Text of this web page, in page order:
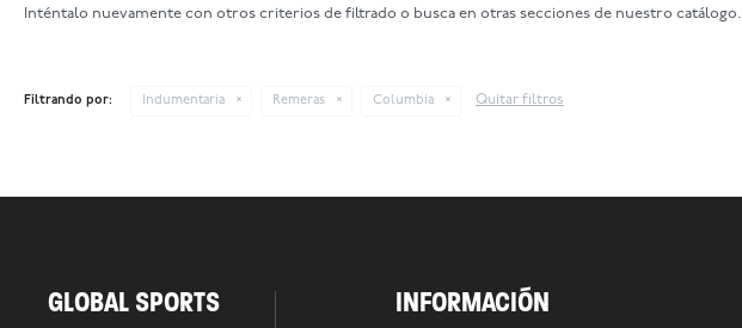
Inténtalo nuevamente con otros criterios de filtrado o busca en otras secciones de nuestro catálogo.
Filtrando por: Indumentaria Remeras Columbia Quitar filtros
GLOBAL SPORTS INFORMACIÓN